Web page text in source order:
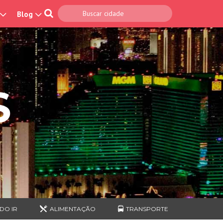
Blog
IR ALIMENTAÇÃO TRANSPORTE